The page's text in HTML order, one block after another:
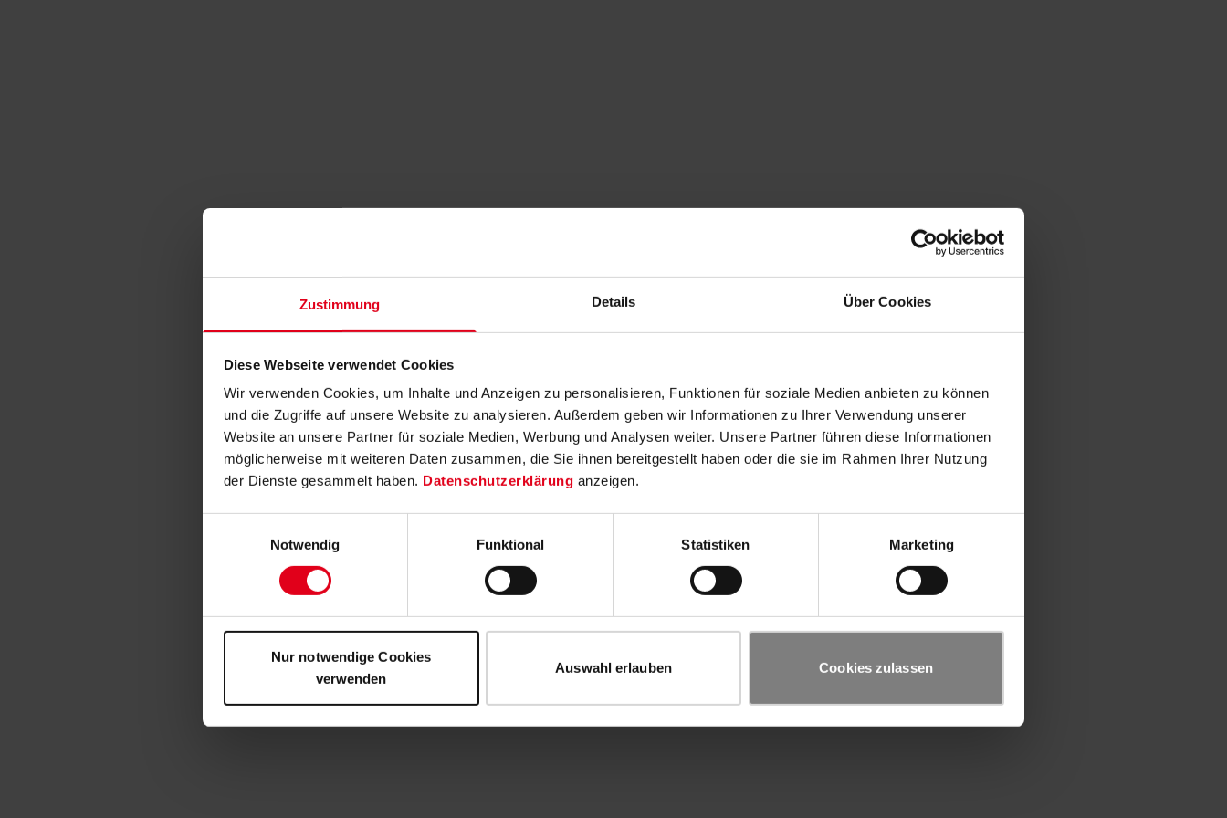
Zustimmung Details Über Cookies
Diese Webseite verwendet Cookies
Wir verwenden Cookies, um Inhalte und Anzeigen zu personalisieren, Funktionen für soziale Medien anbieten zu können
und die Zugriffe auf unsere Website zu analysieren. Außerdem geben wir Informationen zu Ihrer Verwendung unserer
Website an unsere Partner für soziale Medien, Werbung und Analysen weiter. Unsere Partner führen diese Informationen
möglicherweise mit weiteren Daten zusammen, die Sie ihnen bereitgestellt haben oder die sie im Rahmen Ihrer Nutzung
der Dienste gesammelt haben. Datenschutzerklärung anzeigen.
Notwendig
Funktional Statistiken Marketing
Nur notwendige Cookies
verwenden
Auswahl erlauben Cookies zulassen